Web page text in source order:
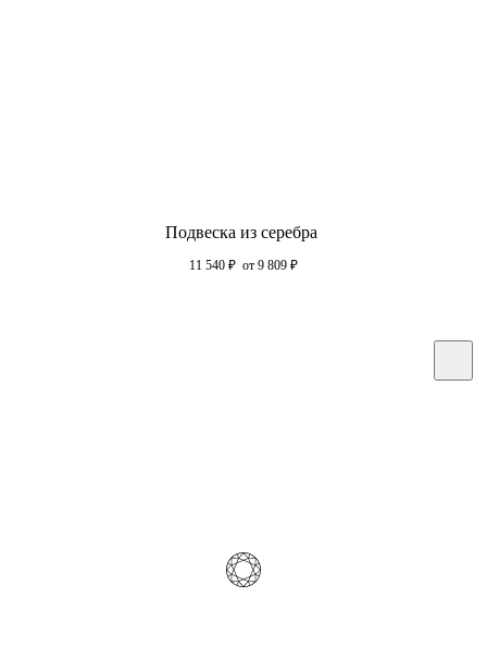
Подвеска из серебра
11 540 ₽ от 9 809 ₽